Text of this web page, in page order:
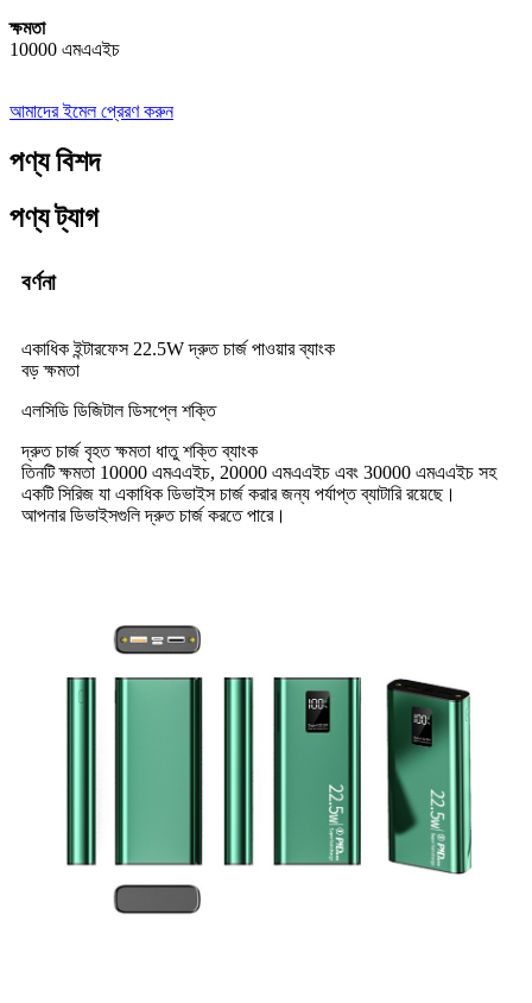
ক্ষমতা
10000 এমএএইচ
আমাদের ইমেল প্রেরণ করুন
পণ্য বিশদ
পণ্য ট্যাগ
বর্ণনা
একাধিক ইন্টারফেস 22.5W দ্রুত চার্জ পাওয়ার ব্যাংক
বড় ক্ষমতা
এলসিডি ডিজিটাল ডিসপ্লে শক্তি
দ্রুত চার্জ বৃহত ক্ষমতা ধাতু শক্তি ব্যাংক
তিনটি ক্ষমতা 10000 এমএএইচ, 20000 এমএএইচ এবং 30000 এমএএইচ সহ
একটি সিরিজ যা একাধিক ডিভাইস চার্জ করার জন্য পর্যাপ্ত ব্যাটারি রয়েছে।
আপনার ডিভাইসগুলি দ্রুত চার্জ করতে পারে।